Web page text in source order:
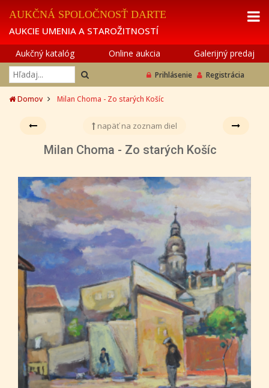
AUKČNÁ SPOLOČNOSŤ DARTE
AUKCIE UMENIA A STAROŽITNOSTÍ
Aukčný katalóg Online aukcia Galerijný predaj
Prihlásenie Registrácia
Domov Milan Choma - Zo starých Košíc
napäť na zoznam diel
Milan Choma - Zo starých Košíc